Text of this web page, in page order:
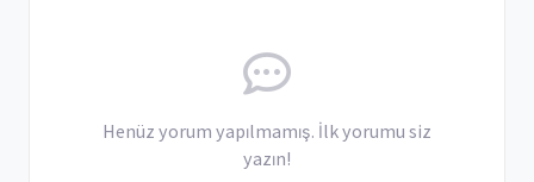
Henüz yorum yapılmamış. İlk yorumu siz
yazın!